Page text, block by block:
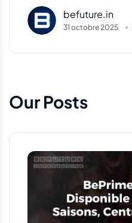
befuture.in
31 octobre 2025
Our Posts